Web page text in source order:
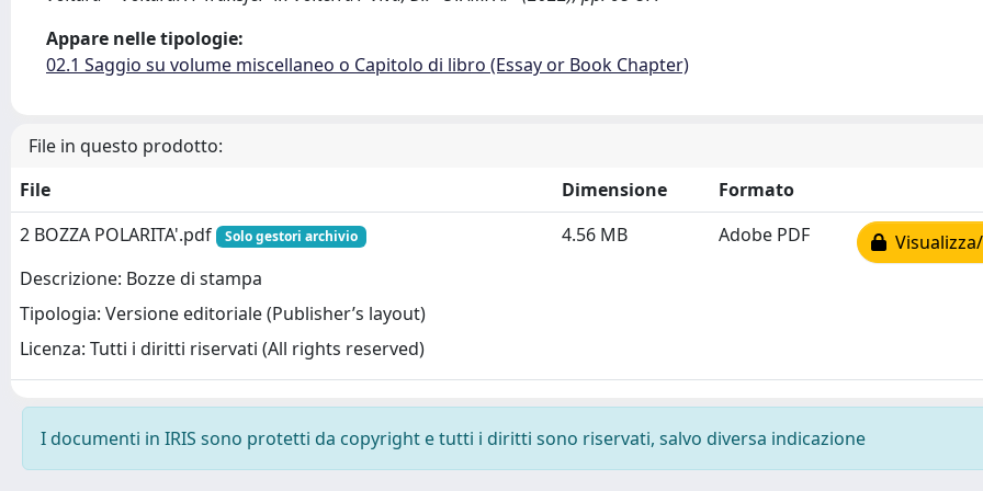
Appare nelle tipologie:
02.1 Saggio su volume miscellaneo o Capitolo di libro (Essay or Book Chapter)
File in questo prodotto:
File
Dimensione
Formato
2 BOZZA POLARITA'.pdf
Solo gestori archivio
Descrizione: Bozze di stampa
Tipologia: Versione editoriale (Publisher’s layout)
Licenza: Tutti i diritti riservati (All rights reserved)
4.56 MB Adobe PDF
I documenti in IRIS sono protetti da copyright e tutti i diritti sono riservati, salvo diversa indicazione